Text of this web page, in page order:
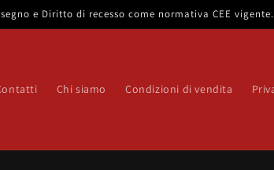
e Diritto di recesso come normativa CEE vigente.
Chi siamo Condizioni di vendita